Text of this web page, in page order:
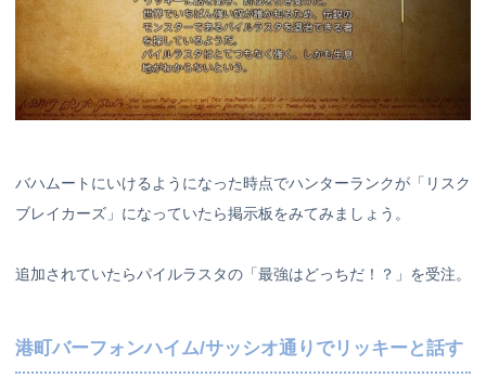
バハムートにいけるようになった時点でハンターランクが「リスク
ブレイカーズ」になっていたら掲示板をみてみましょう。
追加されていたらパイルラスタの「最強はどっちだ！？」を受注。
港町バーフォンハイム/サッシオ通りでリッキーと話す